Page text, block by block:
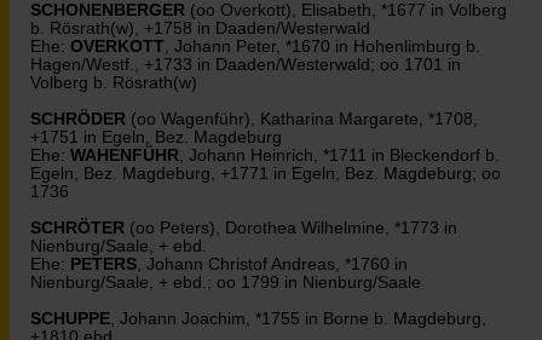
SCHONENBERGER (oo Overkott), Elisabeth, *1677 in Volberg
b. Rösrath(w), +1758 in Daaden/Westerwald
Ehe: OVERKOTT, Johann Peter, *1670 in Hohenlimburg b.
Hagen/Westf., +1733 in Daaden/Westerwald; oo 1701 in
Volberg b. Rösrath(w)
SCHRÖDER (oo Wagenführ), Katharina Margarete, *1708,
+1751 in Egeln, Bez. Magdeburg
Ehe: WAHENFÜHR, Johann Heinrich, *1711 in Bleckendorf b.
Egeln, Bez. Magdeburg, +1771 in Egeln, Bez. Magdeburg; oo
1736
SCHRÖTER (oo Peters), Dorothea Wilhelmine, *1773 in
Nienburg/Saale, + ebd.
Ehe: PETERS, Johann Christof Andreas, *1760 in
Nienburg/Saale, + ebd.; oo 1799 in Nienburg/Saale
SCHUPPE, Johann Joachim, *1755 in Borne b. Magdeburg,